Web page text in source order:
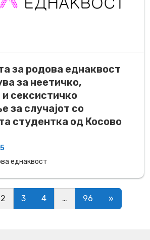
за родова еднаквост
за неетичко,
сексистичко
за случајот со
студентка од Косово
еднаквост
2 3 4 … 96 »